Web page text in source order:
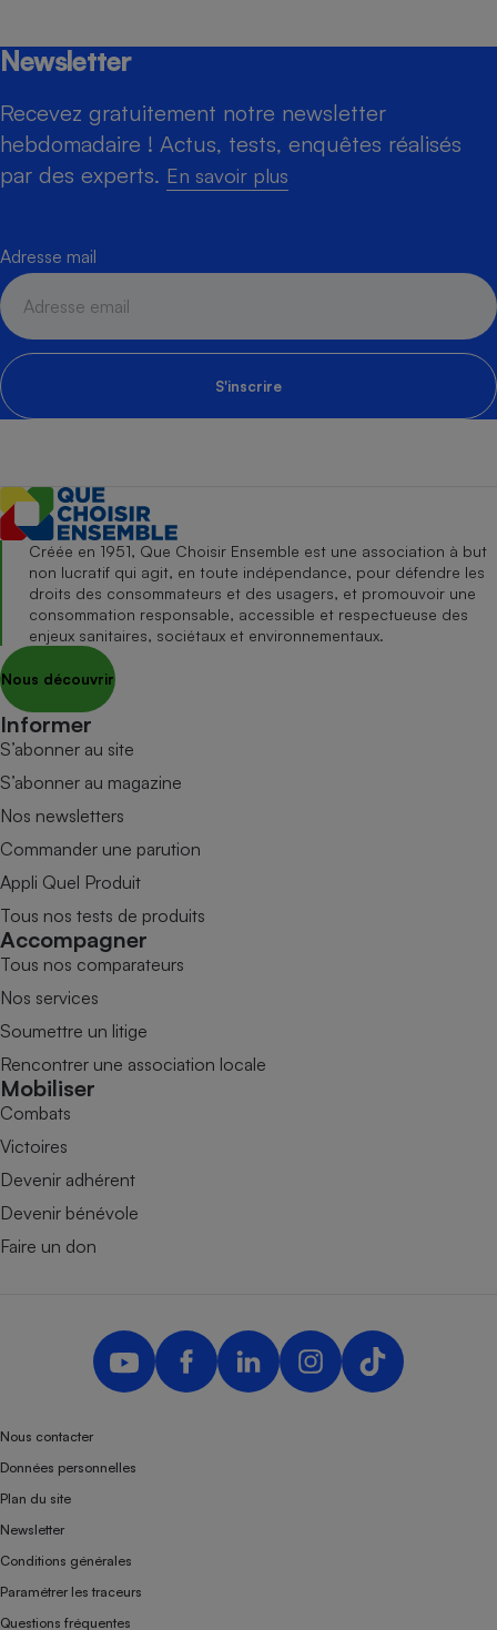
Newsletter
Recevez gratuitement notre newsletter
hebdomadaire ! Actus, tests, enquêtes réalisés
par des experts. En savoir plus
Adresse mail
S'inscrire
Créée en 1951, Que Choisir Ensemble est une association à but
non lucratif qui agit, en toute indépendance, pour défendre les
droits des consommateurs et des usagers, et promouvoir une
consommation responsable, accessible et respectueuse des
enjeux sanitaires, sociétaux et environnementaux.
Nous découvrir
Informer
S’abonner au site
S’abonner au magazine
Nos newsletters
Commander une parution
Appli Quel Produit
Tous nos tests de produits
Accompagner
Tous nos comparateurs
Nos services
Soumettre un litige
Rencontrer une association locale
Mobiliser
Combats
Victoires
Devenir adhérent
Devenir bénévole
Faire un don
Nous contacter
Données personnelles
Plan du site
Newsletter
Conditions générales
Paramétrer les traceurs
Questions fréquentes